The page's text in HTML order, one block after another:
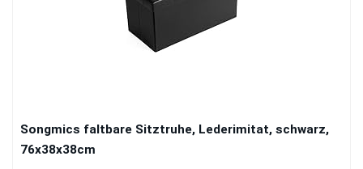
Songmics faltbare Sitztruhe, Lederimitat, schwarz,
76x38x38cm